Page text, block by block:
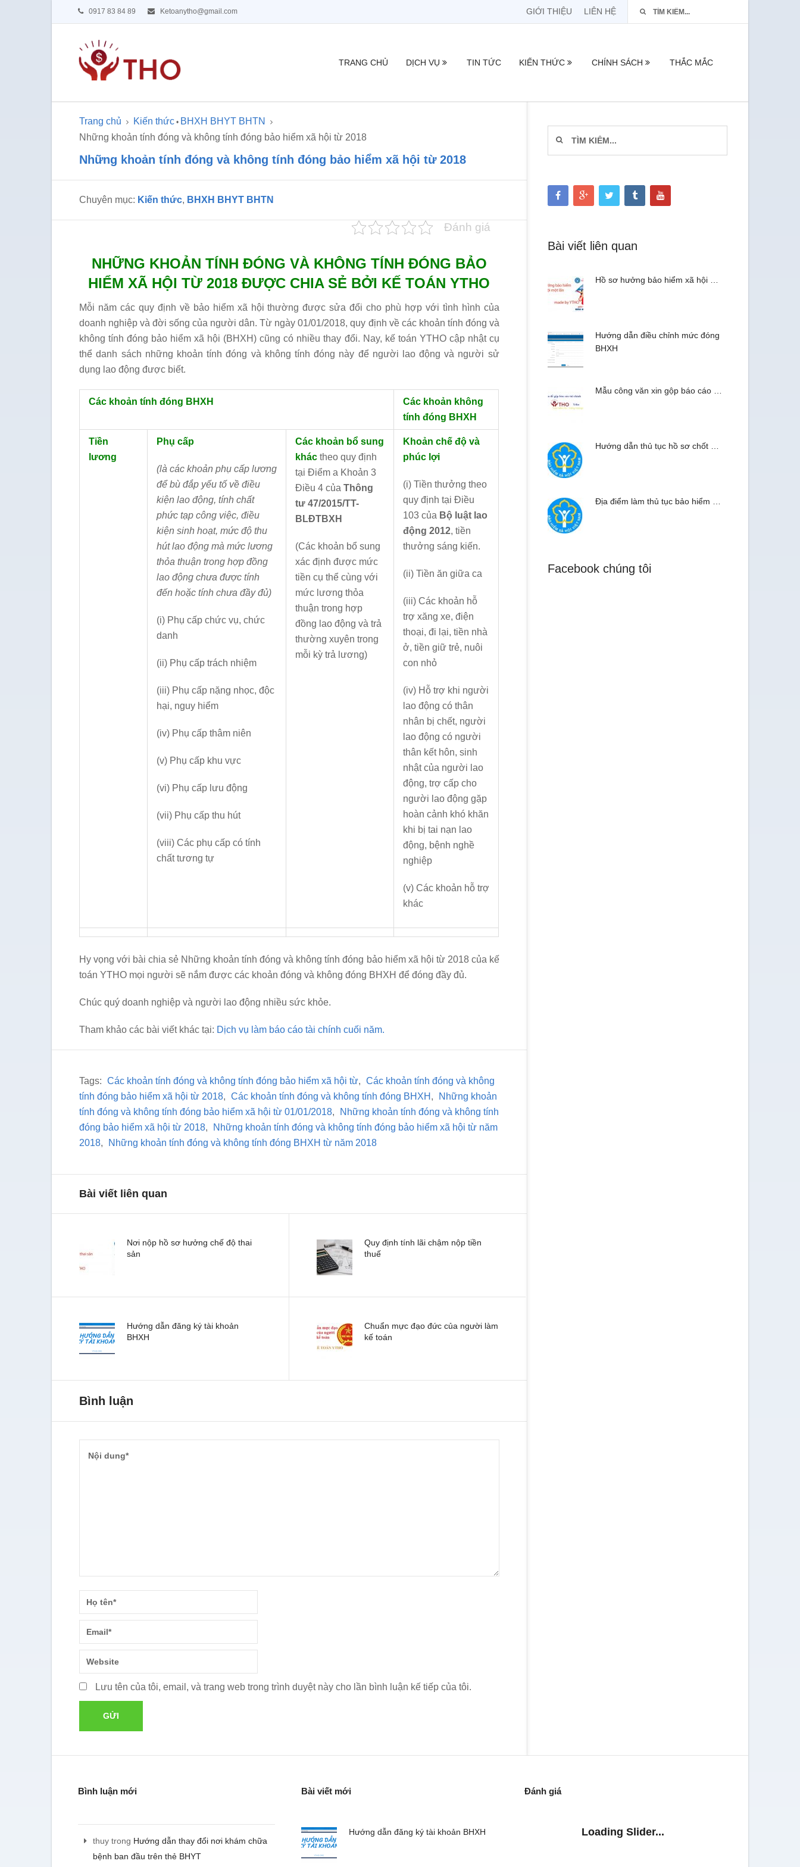
0917 83 84 89 Ketoanytho@gmail.com GIỚI THIỆU LIÊN HỆ
TRANG CHỦ DỊCH VỤ TIN TỨC KIẾN THỨC CHÍNH SÁCH THẮC MẮC
Trang chủ Kiến thức • BHXH BHYT BHTN
Những khoản tính đóng và không tính đóng bảo hiểm xã hội từ 2018
Những khoản tính đóng và không tính đóng bảo hiểm xã hội từ 2018
Chuyên mục: Kiến thức, BHXH BHYT BHTN
Đánh giá
NHỮNG KHOẢN TÍNH ĐÓNG VÀ KHÔNG TÍNH ĐÓNG BẢO
HIỂM XÃ HỘI TỪ 2018 ĐƯỢC CHIA SẺ BỞI KẾ TOÁN YTHO
Mỗi năm các quy định về bảo hiểm xã hội thường được sửa đổi cho phù hợp với tình hình của
doanh nghiệp và đời sống của người dân. Từ ngày 01/01/2018, quy định về các khoản tính đóng và
không tính đóng bảo hiểm xã hội (BHXH) cũng có nhiều thay đổi. Nay, kế toán YTHO cập nhật cụ
thể danh sách những khoản tính đóng và không tính đóng này để người lao động và người sử
dụng lao động được biết.
Các khoản tính đóng BHXH
Các khoản không
tính đóng BHXH
Tiền
lương
Phụ cấp
(là các khoản phụ cấp lương
để bù đắp yếu tố về điều
kiện lao động, tính chất
phức tạp công việc, điều
kiện sinh hoạt, mức độ thu
hút lao động mà mức lương
thỏa thuận trong hợp đồng
lao động chưa được tính
đến hoặc tính chưa đầy đủ)
(i) Phụ cấp chức vụ, chức
danh
(ii) Phụ cấp trách nhiệm
(iii) Phụ cấp nặng nhọc, độc
hại, nguy hiểm
(iv) Phụ cấp thâm niên
(v) Phụ cấp khu vực
(vi) Phụ cấp lưu động
(vii) Phụ cấp thu hút
(viii) Các phụ cấp có tính
chất tương tự
Các khoản bổ sung
kháctheo quy định
tại Điểm a Khoản 3
Điều 4 củaThông
tư 47/2015/TT-
BLĐTBXH
(Các khoản bổ sung
xác định được mức
tiền cụ thể cùng với
mức lương thỏa
thuận trong hợp
đồng lao động và trả
thường xuyên trong
mỗi kỳ trả lương)
Khoản chế độ và
phúc lợi
(i) Tiền thưởng theo
quy định tại Điều
103 của Bộ luật lao
động 2012, tiền
thưởng sáng kiến.
(ii) Tiền ăn giữa ca
(iii) Các khoản hỗ
trợ xăng xe, điện
thoại, đi lại, tiền nhà
ở, tiền giữ trẻ, nuôi
con nhỏ
(iv) Hỗ trợ khi người
lao động có thân
nhân bị chết, người
lao động có người
thân kết hôn, sinh
nhật của người lao
động, trợ cấp cho
người lao động gặp
hoàn cảnh khó khăn
khi bị tai nạn lao
động, bệnh nghề
nghiệp
(v) Các khoản hỗ trợ
khác
Hy vọng với bài chia sẻ Những khoản tính đóng và không tính đóng bảo hiểm xã hội từ 2018 của kế
toán YTHO mọi người sẽ nắm được các khoản đóng và không đóng BHXH để đóng đầy đủ.
Chúc quý doanh nghiệp và người lao động nhiều sức khỏe.
Tham khảo các bài viết khác tại: Dịch vụ làm báo cáo tài chính cuối năm.
Tags: Các khoản tính đóng và không tính đóng bảo hiểm xã hội từ,
Các khoản tính đóng và không
tính đóng bảo hiểm xã hội từ 2018, Các khoản tính đóng và không tính đóng BHXH ,
Những khoản
tính đóng và không tính đóng bảo hiểm xã hội từ 01/01/2018,
Những khoản tính đóng và không tính
đóng bảo hiểm xã hội từ 2018,
Những khoản tính đóng và không tính đóng bảo hiểm xã hội từ năm
2018, Những khoản tính đóng và không tính đóng BHXH từ năm 2018
Bài viết liên quan
Nơi nộp hồ sơ hưởng chế độ thai
sản
Quy định tính lãi chậm nộp tiền
thuế
Hướng dẫn đăng ký tài khoản
BHXH
Chuẩn mực đạo đức của người làm
kế toán
Bình luận
Lưu tên của tôi, email, và trang web trong trình duyệt này cho lần bình luận kế tiếp của tôi.
Bài viết liên quan
Hồ sơ hưởng bảo hiểm xã hội …
Hướng dẫn điều chỉnh mức đóng
BHXH
Mẫu công văn xin gộp báo cáo …
Hướng dẫn thủ tục hồ sơ chốt …
Địa điểm làm thủ tục bảo hiểm …
Facebook chúng tôi
Bình luận mới
thuytrong Hướng dẫn thay đổi nơi khám chữa
bệnh ban đầu trên thẻ BHYT
Bài viết mới
Hướng dẫn đăng ký tài khoản BHXH
Đánh giá